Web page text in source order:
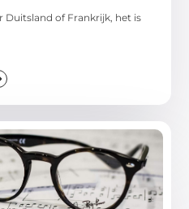
Duitsland of Frankrijk, het is